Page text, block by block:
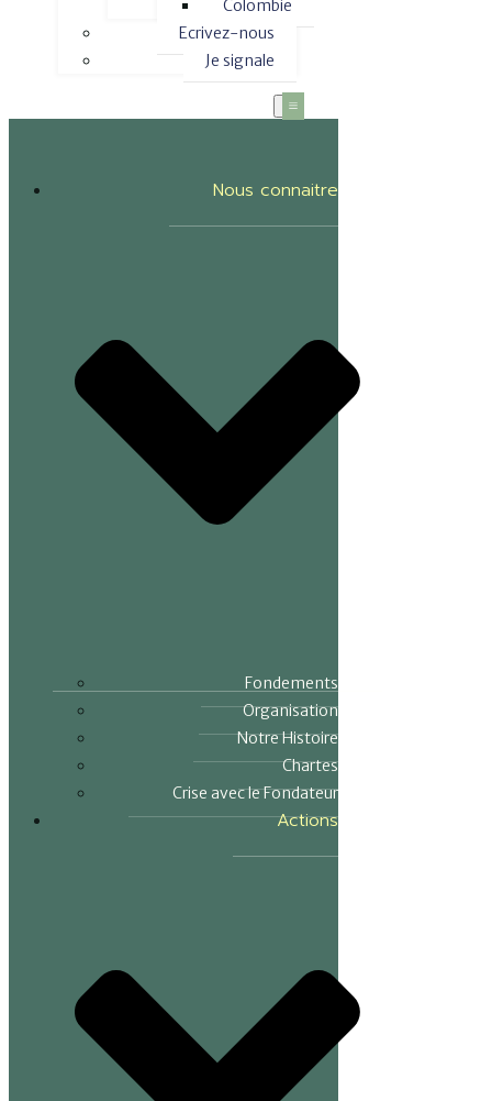
Colombie
Ecrivez-nous
Je signale
Nous connaitre
Fondements
Organisation
Notre Histoire
Chartes
Crise avec le Fondateur
Actions